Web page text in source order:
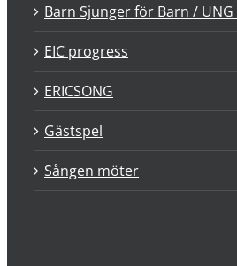
Barn Sjunger för Barn / UNG
EIC progress
ERICSONG
Gästspel
Sången möter